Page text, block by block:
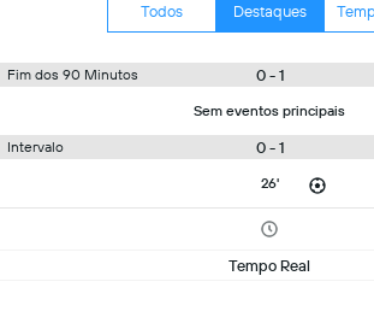
Todos Destaques
Fim dos 90 Minutos 0 - 1
Sem eventos principais
Intervalo 0 - 1
26'
Tempo Real